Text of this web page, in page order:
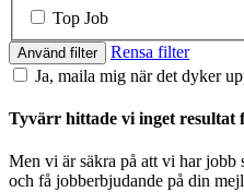
Top Job
Använd filter
Rensa filter
Ja, maila mig när det dyker
Tyvärr hittade vi inget resultat
Men vi är säkra på att vi har jobb
och få jobberbjudande på din